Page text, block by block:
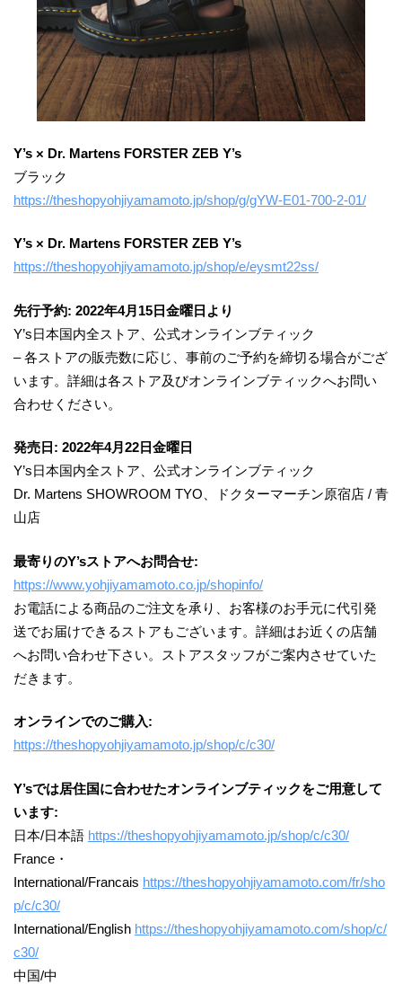
Y’s × Dr. Martens FORSTER ZEB Y’s
ブラック
https://theshopyohjiyamamoto.jp/shop/g/gYW-E01-700-2-01/
Y’s × Dr. Martens FORSTER ZEB Y’s
https://theshopyohjiyamamoto.jp/shop/e/eysmt22ss/
先行予約: 2022年4月15日金曜日より
Y’s日本国内全ストア、公式オンラインブティック
– 各ストアの販売数に応じ、事前のご予約を締切る場合がござ
います。詳細は各ストア及びオンラインブティックへお問い
合わせください。
発売日: 2022年4月22日金曜日
Y’s日本国内全ストア、公式オンラインブティック
Dr. Martens SHOWROOM TYO、ドクターマーチン原宿店 / 青
山店
最寄りのY’sストアへお問合せ:
https://www.yohjiyamamoto.co.jp/shopinfo/
お電話による商品のご注文を承り、お客様のお手元に代引発
送でお届けできるストアもございます。詳細はお近くの店舗
へお問い合わせ下さい。ストアスタッフがご案内させていた
だきます。
オンラインでのご購入:
https://theshopyohjiyamamoto.jp/shop/c/c30/
Y’sでは居住国に合わせたオンラインブティックをご用意して
います:
日本/日本語 https://theshopyohjiyamamoto.jp/shop/c/c30/
France・
International/Francais https://theshopyohjiyamamoto.com/fr/sho
p/c/c30/
International/English https://theshopyohjiyamamoto.com/shop/c/
c30/
中国/中